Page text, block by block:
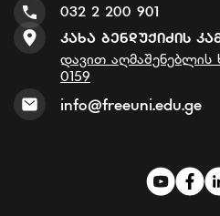
032 2 200 901
Კახა Ბენდუქიძის
დავით აღმაშენებლის
0159
info@freeuni.edu.ge